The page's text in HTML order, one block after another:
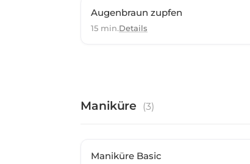
Augenbraun zupfen
15 min.Details
Maniküre (3)
Maniküre Basic